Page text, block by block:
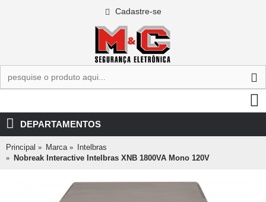
Cadastre-se
DEPARTAMENTOS
Principal Marca
Intelbras
Nobreak Interactive Intelbras XNB 1800VA Mono 120V